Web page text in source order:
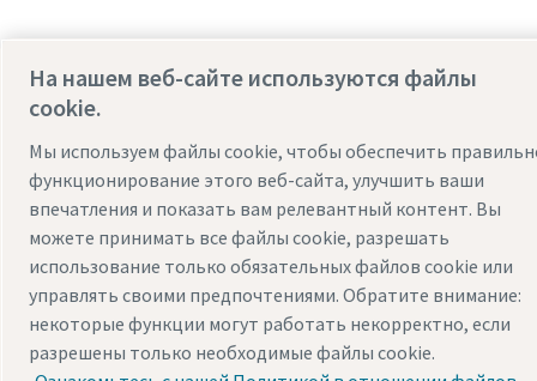
На нашем веб-сайте используются файлы
cookie.
Мы используем файлы cookie, чтобы обеспечить
функционирование этого веб-сайта, улучшить ваши
впечатления и показать вам релевантный контент. Вы
можете принимать все файлы cookie, разрешать
использование только обязательных файлов cookie или
управлять своими предпочтениями. Обратите внимание:
некоторые функции могут работать некорректно, если
разрешены только необходимые файлы cookie.